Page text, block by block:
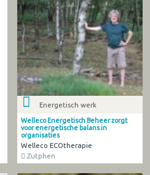
Energetisch werk
Welleco Energetisch Beheer zorgt
voor energetische balans in
organisaties
Welleco ECOtherapie
Zutphen